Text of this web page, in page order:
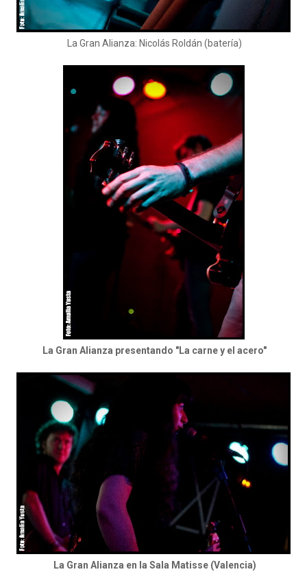
La Gran Alianza: Nicolás Roldán (batería)
La Gran Alianza presentando "La carne y el acero"
La Gran Alianza en la Sala Matisse (Valencia)